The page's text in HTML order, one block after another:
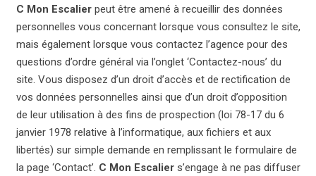
C Mon Escalierpeut être amené à recueillir des données
personnelles vous concernant lorsque vous consultez le site,
mais également lorsque vous contactez l’agence pour des
questions d’ordre général via l’onglet ‘Contactez-nous’ du
site. Vous disposez d’un droit d’accès et de rectification de
vos données personnelles ainsi que d’un droit d’opposition
de leur utilisation à des fins de prospection (loi 78-17 du 6
janvier 1978 relative à l’informatique, aux fichiers et aux
libertés) sur simple demande en remplissant le formulaire de
la page ‘Contact’. C Mon Escaliers’engage à ne pas diffuser